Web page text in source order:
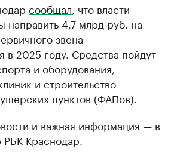
сообщал , что власти
направить 4,7 млрд руб. на
звена
в 2025 году. Средства пойдут
и оборудования,
и строительство
пунктов (ФАПов).
и важная информация — в
РБК Краснодар.